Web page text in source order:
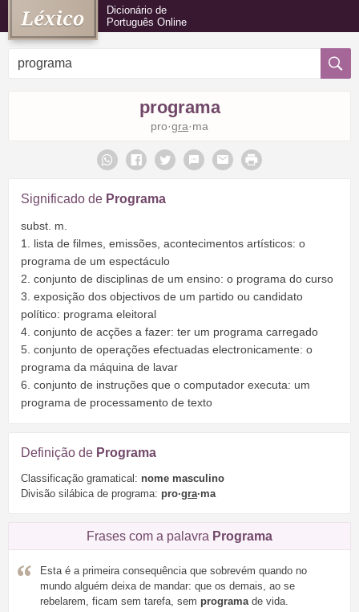
Dicionário de
Português Online
programa
pro·gra·ma
Significado de Programa
subst. m.
1. lista de filmes, emissões, acontecimentos artísticos: o
programa de um espectáculo
2. conjunto de disciplinas de um ensino: o programa do curso
3. exposição dos objectivos de um partido ou candidato
político: programa eleitoral
4. conjunto de acções a fazer: ter um programa carregado
5. conjunto de operações efectuadas electronicamente: o
programa da máquina de lavar
6. conjunto de instruções que o computador executa: um
programa de processamento de texto
Definição de Programa
Classificação gramatical: nome masculino
Divisão silábica de programa: pro·gra·ma
Frases com a palavra Programa
Esta é a primeira consequência que sobrevém quando no
mundo alguém deixa de mandar: que os demais, ao se
rebelarem, ficam sem tarefa, sem programa de vida.